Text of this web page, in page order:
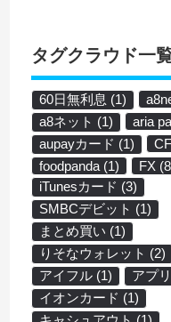
タグクラウド一
60日無利息 (1)
a8ネット (1) aria
aupayカード (1)
foodpanda (1) FX
iTunesカード (3)
SMBCデビット (1)
まとめ買い (1)
りそなウォレット (2)
アイフル (1) アプリ
イオンカード (1)